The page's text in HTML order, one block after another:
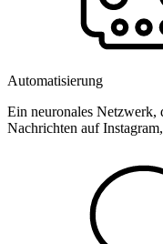
Automatisierung
Ein neuronales Netzwerk,
Nachrichten auf